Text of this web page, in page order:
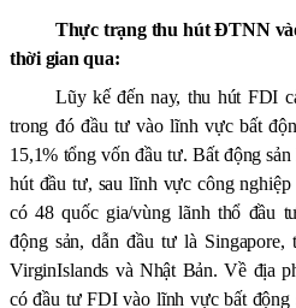
Thực trạng thu hút ĐTNN
thời gian qua:
Lũy kế đến nay, thu hút FDI
trong đó đầu tư vào lĩnh vực bất
15,1% tổng vốn đầu tư. Bất động
hút đầu tư, sau lĩnh vực công
có 48 quốc gia/vùng lãnh thổ đầu
động sản, dẫn đầu tư là
VirginIslands và Nhật Bản. Về địa
có đầu tư FDI vào lĩnh vực bất